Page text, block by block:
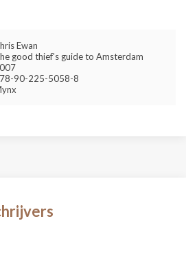
Ewan
good thief's guide to Amsterdam
90-225-5058-8